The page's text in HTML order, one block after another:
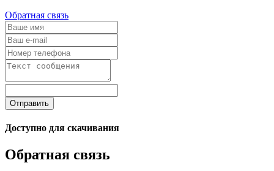
Обратная связь
Отправить
Доступно для скачивания
Обратная связь